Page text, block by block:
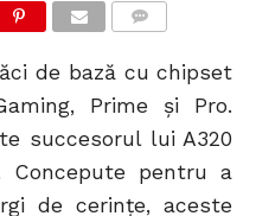
de bază cu chipset
Prime și Pro.
succesorul lui A320
Concepute pentru a
de cerințe, aceste